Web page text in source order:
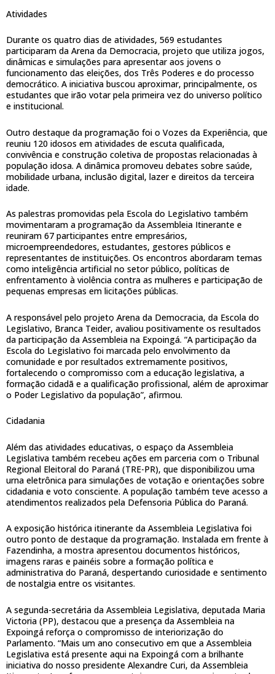
Atividades
Durante os quatro dias de atividades, 569 estudantes
participaram da Arena da Democracia, projeto que utiliza jogos,
dinâmicas e simulações para apresentar aos jovens o
funcionamento das eleições, dos Três Poderes e do processo
democrático. A iniciativa buscou aproximar, principalmente, os
estudantes que irão votar pela primeira vez do universo político
e institucional.
Outro destaque da programação foi o Vozes da Experiência, que
reuniu 120 idosos em atividades de escuta qualificada,
convivência e construção coletiva de propostas relacionadas à
população idosa. A dinâmica promoveu debates sobre saúde,
mobilidade urbana, inclusão digital, lazer e direitos da terceira
idade.
As palestras promovidas pela Escola do Legislativo também
movimentaram a programação da Assembleia Itinerante e
reuniram 67 participantes entre empresários,
microempreendedores, estudantes, gestores públicos e
representantes de instituições. Os encontros abordaram temas
como inteligência artificial no setor público, políticas de
enfrentamento à violência contra as mulheres e participação de
pequenas empresas em licitações públicas.
A responsável pelo projeto Arena da Democracia, da Escola do
Legislativo, Branca Teider, avaliou positivamente os resultados
da participação da Assembleia na Expoingá. “A participação da
Escola do Legislativo foi marcada pelo envolvimento da
comunidade e por resultados extremamente positivos,
fortalecendo o compromisso com a educação legislativa, a
formação cidadã e a qualificação profissional, além de aproximar
o Poder Legislativo da população”, afirmou.
Cidadania
Além das atividades educativas, o espaço da Assembleia
Legislativa também recebeu ações em parceria com o Tribunal
Regional Eleitoral do Paraná (TRE-PR), que disponibilizou uma
urna eletrônica para simulações de votação e orientações sobre
cidadania e voto consciente. A população também teve acesso a
atendimentos realizados pela Defensoria Pública do Paraná.
A exposição histórica itinerante da Assembleia Legislativa foi
outro ponto de destaque da programação. Instalada em frente à
Fazendinha, a mostra apresentou documentos históricos,
imagens raras e painéis sobre a formação política e
administrativa do Paraná, despertando curiosidade e sentimento
de nostalgia entre os visitantes.
A segunda-secretária da Assembleia Legislativa, deputada Maria
Victoria (PP), destacou que a presença da Assembleia na
Expoingá reforça o compromisso de interiorização do
Parlamento. “Mais um ano consecutivo em que a Assembleia
Legislativa está presente aqui na Expoingá com a brilhante
iniciativa do nosso presidente Alexandre Curi, da Assembleia